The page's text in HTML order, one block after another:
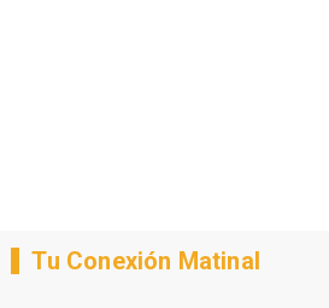
Tu Conexión Matinal